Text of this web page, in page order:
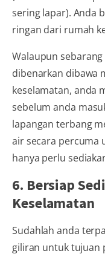
sering lapar). Anda
ringan dari rumah
Walaupun
dibenarkan dibawa
keselamatan, anda
sebelum anda
lapangan terbang
air secara percuma
hanya perlu
6. Bersiap
Keselamatan
Sudahlah anda
giliran untuk tujuan